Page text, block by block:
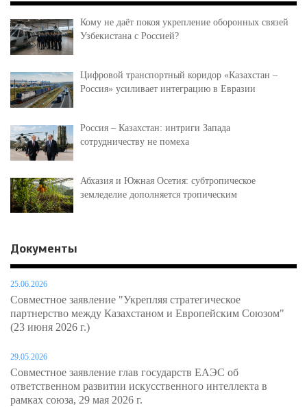
Кому не даёт покоя укрепление оборонных связей
Узбекистана с Россией?
Цифровой транспортный коридор «Казахстан –
Россия» усиливает интеграцию в Евразии
Россия – Казахстан: интриги Запада
сотрудничеству не помеха
Абхазия и Южная Осетия: субтропическое
земледелие дополняется тропическим
Документы
25.06.2026
Совместное заявление "Укрепляя стратегическое
партнерство между Казахстаном и Европейским Союзом"
(23 июня 2026 г.)
29.05.2026
Совместное заявление глав государств ЕАЭС об
ответственном развитии искусственного интеллекта в
рамках союза, 29 мая 2026 г.